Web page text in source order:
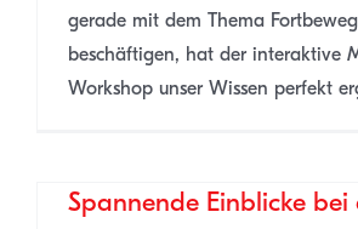
gerade mit dem Thema
beschäftigen, hat der interaktive
Workshop unser Wissen perfekt
Spannende Einblicke bei